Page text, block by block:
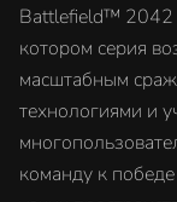
Battlefield™ 2042
котором серия
масштабным
технологиями и
команду к